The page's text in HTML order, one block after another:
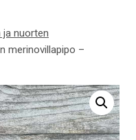
ja nuorten
merinovillapipo –